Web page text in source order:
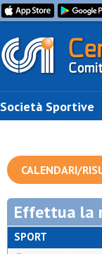
Società Sportive
CALENDARI/
Effettua la
SPORT